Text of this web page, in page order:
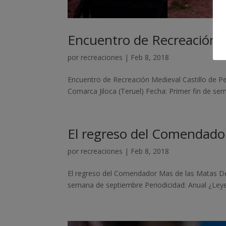
Encuentro de Recreación
por recreaciones | Feb 8, 2018
Encuentro de Recreación Medieval Castillo de
Comarca Jiloca (Teruel) Fecha: Primer fin de
El regreso del
por recreaciones | Feb 8, 2018
El regreso del Comendador Mas de las Matas
semana de septiembre Periodicidad: Anual